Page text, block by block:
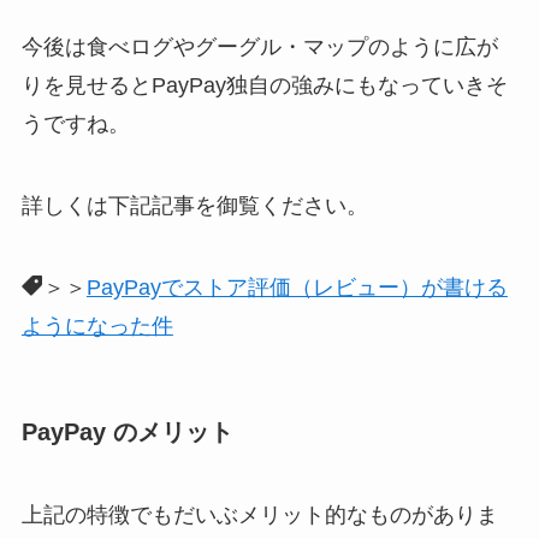
今後は食べログやグーグル・マップのように広が
りを見せるとPayPay独自の強みにもなっていきそ
うですね。
詳しくは下記記事を御覧ください。
＞＞ PayPayでストア評価（レビュー）が書ける
ようになった件
PayPay のメリット
上記の特徴でもだいぶメリット的なものがありま